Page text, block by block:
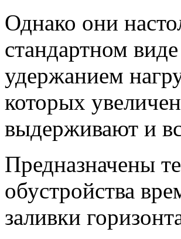
Однако они
стандартном
удержанием
которых
выдерживают и
Предназначены
обустройства
заливки